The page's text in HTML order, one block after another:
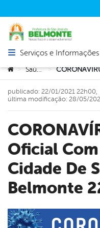
Abrir menu principal de
Serviços e Informações
Você está aqui:
> Saúde >
CORONAVÍRUS: Boletim
Oficial
Cidade De
Belmonte
publicado: 22/01/2021 22h00,
última modificação: 28/05/